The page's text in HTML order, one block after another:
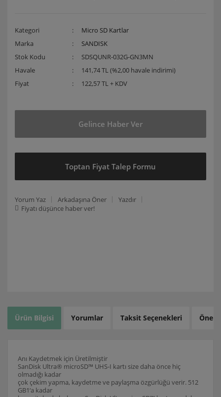
Kategori
Micro SD Kartlar
Marka
SANDISK
Stok Kodu
SDSQUNR-032G-GN3MN
Havale
141,74 TL (%2,00 havale indirimi)
Fiyat
122,57 TL + KDV
Gelince Haber Ver
Toptan Fiyat Talep Formu
Yorum Yaz Arkadaşına Öner
Yazdır
Fiyatı düşünce haber ver!
Ürün Bilgisi Yorumlar Taksit Seçenekleri
Anı Kaydetmek için Üretilmiştir
SanDisk Ultra® microSD™ UHS-I kartı size daha önce hiç
olmadığı kadar
çok çekim yapma, kaydetme ve paylaşma özgürlüğü verir. 512
GB1‘a kadar